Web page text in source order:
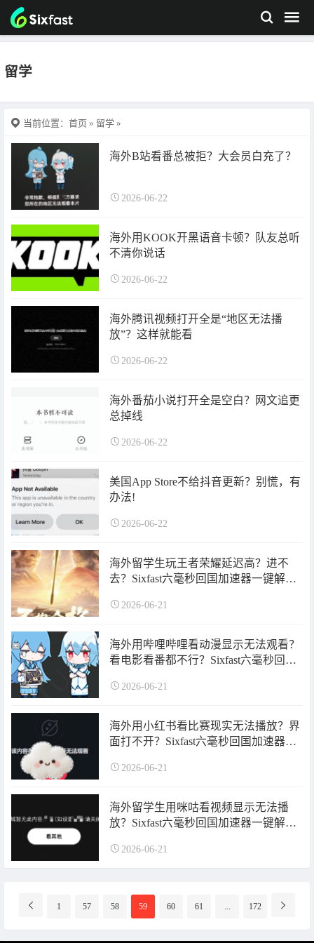
留学
当前位置： 首页 » 留学 »
海外B站看番总被拒？大会员白充了？
2026-06-22
海外用KOOK开黑语音卡顿？队友总听
不清你说话
2026-06-22
海外腾讯视频打开全是“地区无法播
放”？这样就能看
2026-06-22
海外番茄小说打开全是空白？网文追更
总掉线
2026-06-22
美国App Store不给抖音更新？别慌，有
办法!
2026-06-22
海外留学生玩王者荣耀延迟高？进不
去？Sixfast六毫秒回国加速器一键解
2026-06-21
海外用哔哩哔哩看动漫显示无法观看？
看电影看番都不行？Sixfast六毫秒回国
2026-06-21
海外用小红书看比赛现实无法播放？界
面打不开？Sixfast六毫秒回国加速器一
2026-06-21
海外留学生用咪咕看视频显示无法播
放？Sixfast六毫秒回国加速器一键解
2026-06-21
导
1 57 58 59 60 61 ... 172